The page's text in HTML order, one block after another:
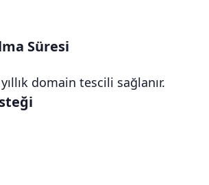
Süresi
domain tescili sağlanır.